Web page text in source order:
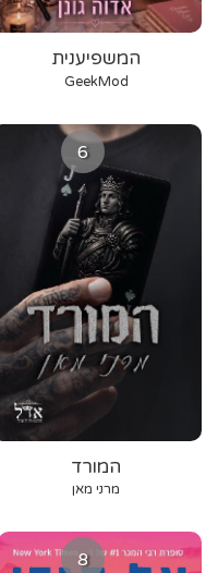
המשפיענית
GeekMod
6
המורד
מרני מאן
8